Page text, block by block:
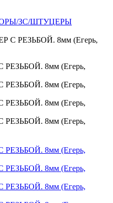
ЗС/ШТУЦЕРЫ
РЕЗЬБОЙ. 8мм (Егерь,